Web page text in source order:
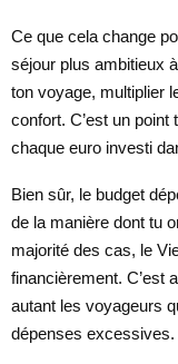
Ce que cela change
séjour plus ambitieux
ton voyage, multiplier
confort. C’est un
chaque euro investi
Bien sûr, le budget
de la manière dont tu
majorité des cas, le
financièrement. C’est
autant les voyageurs
dépenses excessives.